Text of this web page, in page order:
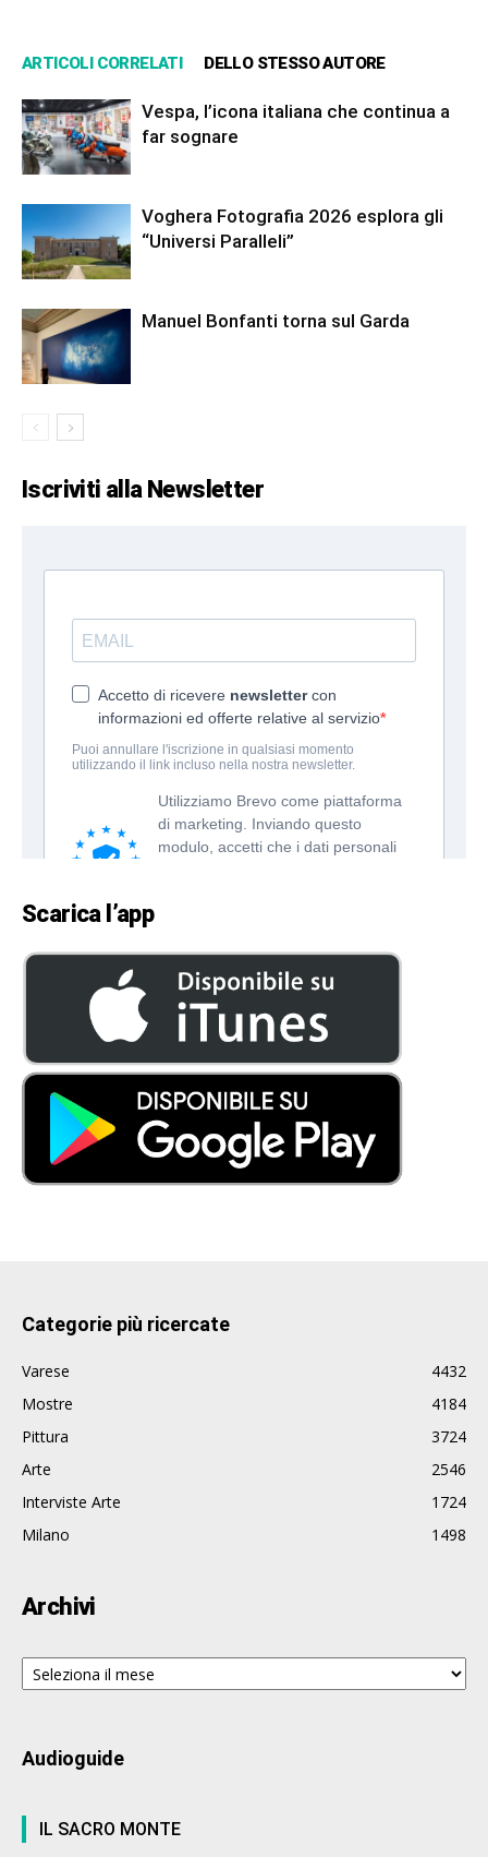
ARTICOLI CORRELATI DELLO STESSO AUTORE
Vespa, l’icona italiana che continua a
far sognare
Voghera Fotografia 2026 esplora gli
“Universi Paralleli”
Manuel Bonfanti torna sul Garda
Iscriviti alla Newsletter
Scarica l’app
Categorie più ricercate
Varese
4432
Mostre
4184
Pittura
3724
Arte
2546
Interviste Arte
1724
Milano
1498
Archivi
Archivi
Audioguide
IL SACRO MONTE